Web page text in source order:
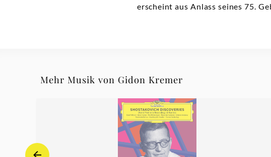
erscheint aus Anlass seines 75.
Mehr Musik von Gidon Kremer